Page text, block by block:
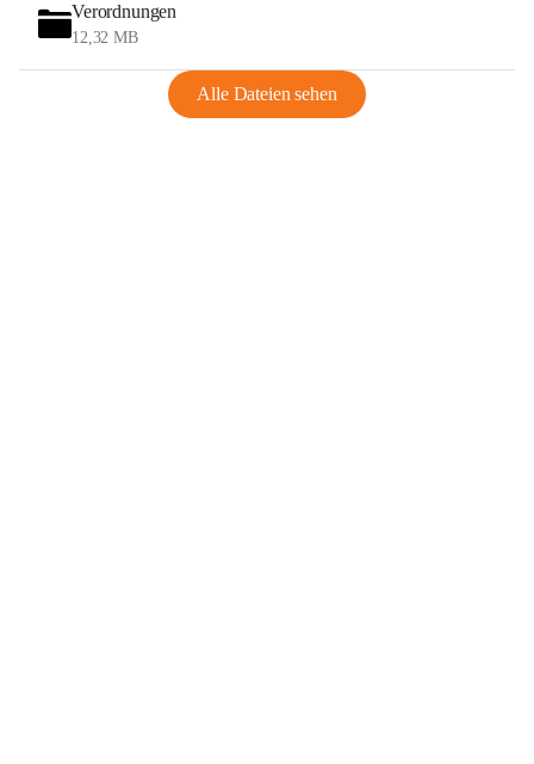
Verordnungen
12,32 MB
Alle Dateien sehen